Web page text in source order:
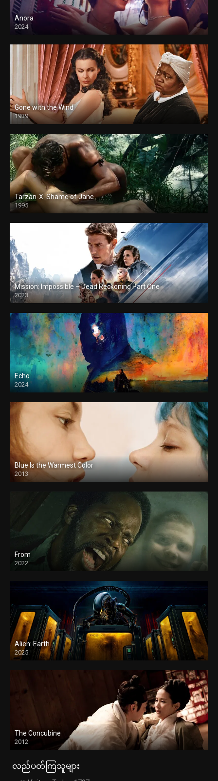
Anora
2024
Gone with the Wind
1939
Tarzan-X: Shame of Jane
1995
Mission: Impossible – Dead Reckoning Part One
2023
Echo
2024
Blue Is the Warmest Color
2013
From
2022
Alien: Earth
2025
The Concubine
2012
လည်ပတ်ကြသူများ